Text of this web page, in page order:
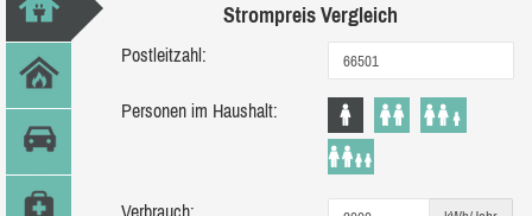
Strompreis Vergleich
Postleitzahl:
Personen im Haushalt:
Verbrauch: